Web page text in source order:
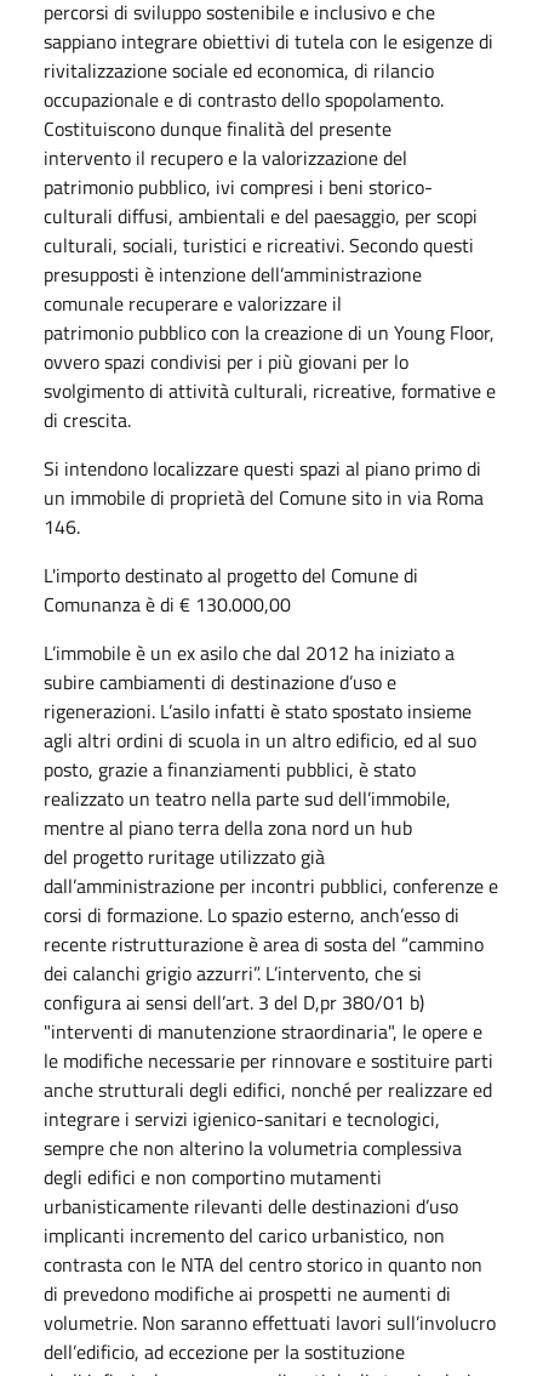
percorsi di sviluppo sostenibile e inclusivo e che
sappiano integrare obiettivi di tutela con le esigenze di
rivitalizzazione sociale ed economica, di rilancio
occupazionale e di contrasto dello spopolamento.
Costituiscono dunque finalità del presente
intervento il recupero e la valorizzazione del
patrimonio pubblico, ivi compresi i beni storico-
culturali diffusi, ambientali e del paesaggio, per scopi
culturali, sociali, turistici e ricreativi. Secondo questi
presupposti è intenzione dell’amministrazione
comunale recuperare e valorizzare il
patrimonio pubblico con la creazione di un Young Floor,
ovvero spazi condivisi per i più giovani per lo
svolgimento di attività culturali, ricreative, formative e
di crescita.
Si intendono localizzare questi spazi al piano primo di
un immobile di proprietà del Comune sito in via Roma
146.
L'importo destinato al progetto del Comune di
Comunanza è di € 130.000,00
L’immobile è un ex asilo che dal 2012 ha iniziato a
subire cambiamenti di destinazione d’uso e
rigenerazioni. L’asilo infatti è stato spostato insieme
agli altri ordini di scuola in un altro edificio, ed al suo
posto, grazie a finanziamenti pubblici, è stato
realizzato un teatro nella parte sud dell’immobile,
mentre al piano terra della zona nord un hub
del progetto ruritage utilizzato già
dall’amministrazione per incontri pubblici, conferenze e
corsi di formazione. Lo spazio esterno, anch’esso di
recente ristrutturazione è area di sosta del “cammino
dei calanchi grigio azzurri”. L’intervento, che si
configura ai sensi dell’art. 3 del D,pr 380/01 b)
"interventi di manutenzione straordinaria", le opere e
le modifiche necessarie per rinnovare e sostituire parti
anche strutturali degli edifici, nonché per realizzare ed
integrare i servizi igienico-sanitari e tecnologici,
sempre che non alterino la volumetria complessiva
degli edifici e non comportino mutamenti
urbanisticamente rilevanti delle destinazioni d’uso
implicanti incremento del carico urbanistico, non
contrasta con le NTA del centro storico in quanto non
di prevedono modifiche ai prospetti ne aumenti di
volumetrie. Non saranno effettuati lavori sull’involucro
dell’edificio, ad eccezione per la sostituzione